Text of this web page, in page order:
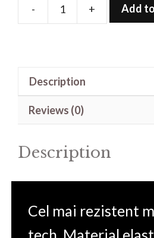
-
Folie
+ Add
Description
Reviews (0)
Description
Cel mai rezistent
tech. Material